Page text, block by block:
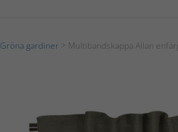
Gröna gardiner > Multibandskappa Allan